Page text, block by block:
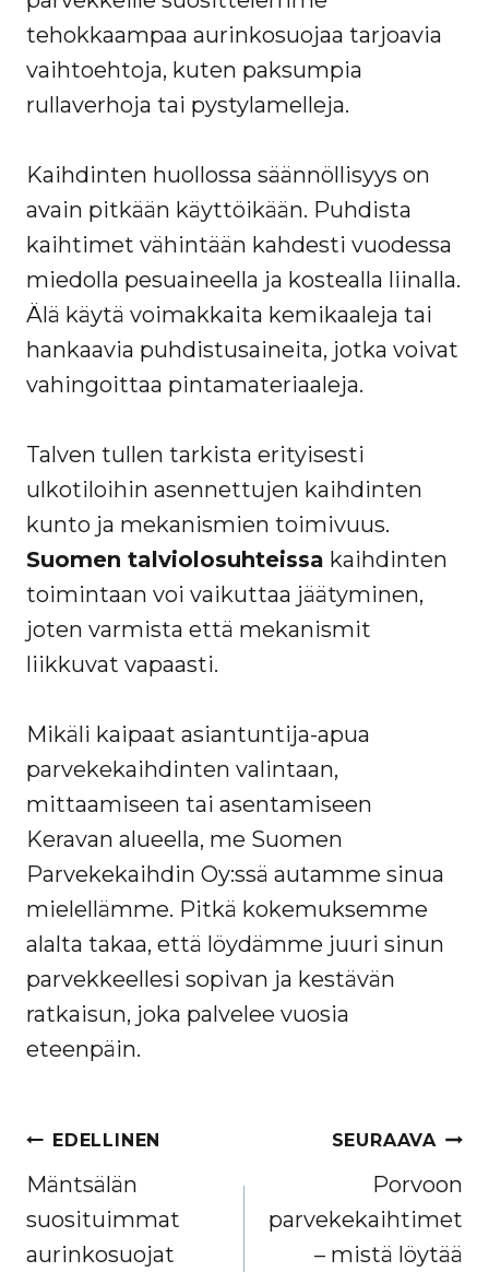
tehokkaampaa aurinkosuojaa tarjoavia
vaihtoehtoja, kuten paksumpia
rullaverhoja tai pystylamelleja.
Kaihdinten huollossa säännöllisyys on
avain pitkään käyttöikään. Puhdista
kaihtimet vähintään kahdesti vuodessa
miedolla pesuaineella ja kostealla liinalla.
Älä käytä voimakkaita kemikaaleja tai
hankaavia puhdistusaineita, jotka voivat
vahingoittaa pintamateriaaleja.
Talven tullen tarkista erityisesti
ulkotiloihin asennettujen kaihdinten
kunto ja mekanismien toimivuus.
Suomen talviolosuhteissa kaihdinten
toimintaan voi vaikuttaa jäätyminen,
joten varmista että mekanismit
liikkuvat vapaasti.
Mikäli kaipaat asiantuntija-apua
parvekekaihdinten valintaan,
mittaamiseen tai asentamiseen
Keravan alueella, me Suomen
Parvekekaihdin Oy:ssä autamme sinua
mielellämme. Pitkä kokemuksemme
alalta takaa, että löydämme juuri sinun
parvekkeellesi sopivan ja kestävän
ratkaisun, joka palvelee vuosia
eteenpäin.
ARTIKKELIEN
SELAUS
EDELLINEN
Mäntsälän
suosituimmat
aurinkosuojat
SEURAAVA
Porvoon
parvekekaihtimet
– mistä löytää